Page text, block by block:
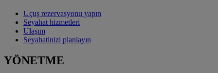
Uçuş rezervasyonu yapın
Seyahat hizmetleri
Ulaşım
Seyahatinizi planlayın
YÖNETME